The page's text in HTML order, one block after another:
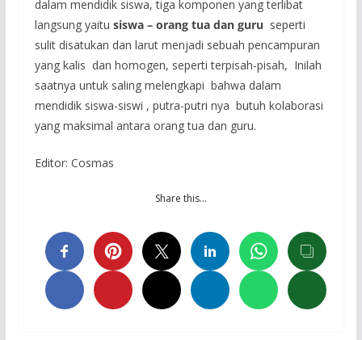
dalam mendidik siswa, tiga komponen yang terlibat
langsung yaitu siswa – orang tua dan guru seperti
sulit disatukan dan larut menjadi sebuah pencampuran
yang kalis dan homogen, seperti terpisah-pisah, Inilah
saatnya untuk saling melengkapi bahwa dalam
mendidik siswa-siswi , putra-putri nya butuh kolaborasi
yang maksimal antara orang tua dan guru.
Editor: Cosmas
Share this…